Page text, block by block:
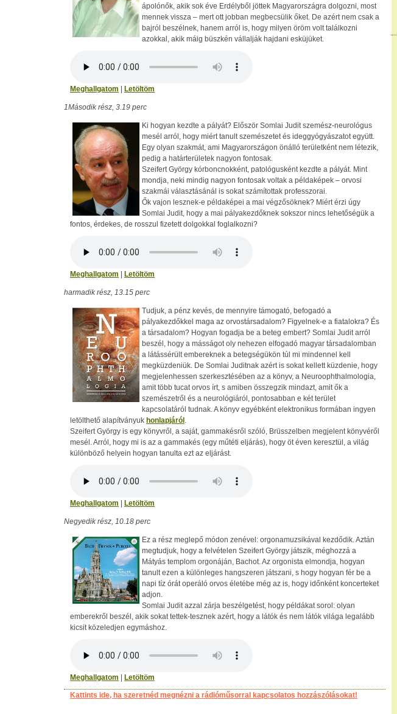
ápolónők, akik sok éve Erdélyből jöttek Magyarországra dolgozni, most
mennek vissza – mert ott jobban megbecsülik őket. De azért nem csak a
bajról beszélnek, hanem arról is, hogy milyen öröm volt találkozni
azokkal, akik máig büszkén vállalják hajdani esküjüket.
Meghallgatom Letöltöm
1Második rész, 3.19 perc
Ki hogyan kezdte a pályát? Először Somlai Judit szemész-neurológus
mesél arról, hogy miért tanult szemészetet és ideggyógyászatot együtt.
Egy olyan szakmát, ami Magyarországon önálló területként nem létezik,
pedig a határterületek nagyon fontosak.
Szeifert György kórboncnokként, patológusként kezdte a pályát. Mint
mondja, neki mindig nagyon fontosak voltak a példaképek – orvosi
szakmái választásánál is sokat számítottak professzorai.
Ők vajon lesznek-e példaképei a mai végzősöknek? Miért érzi úgy
Somlai Judit, hogy a mai pályakezdőknek sokszor nincs lehetőségük a
fontos, érdekes, de rosszul fizetett dolgokkal foglalkozni?
Meghallgatom Letöltöm
harmadik rész, 13.15 perc
Tudjuk, a pénz kevés, de mennyire támogató, befogadó a
pályakezdőkkel maga az orvostársadalom? Figyelnek-e a fiatalokra? És
a társadalom? Hogyan fogadja be a beteg embert? Somlai Judit arról
beszél, hogy a másságot oly nehezen elfogadó magyar társadalomban
a látássérült embereknek a betegségükön túl mi mindennel kell
megküzdeniük. De Somlai Juditnak azért is sokat kellett küzdenie, hogy
megjelenhessen szerkesztésében az a könyv, a Neuroophthalmologia,
amit több tucat orvos írt, s amiben összegzik mindazt, amit ők a
szemészetről és a neurológiáról, pontosabban e két terület
kapcsolatáról tudnak. A könyv egyébként elektronikus formában ingyen
letölthető alapítványuk honlapjáról .
Szeifert György is egy könyvről, a saját, gammakésről szóló, Brüsszelben megjelent könyvéről
mesél. Arról, hogy mi is az a gammakés (egy műtéti eljárás), hogy öt éven keresztül, a világ
különböző helyein hogyan tanulta ezt az eljárást.
Meghallgatom Letöltöm
Negyedik rész, 10.18 perc
Ez a rész meglepő módon zenével: orgonamuzsikával kezdődik. Aztán
megtudjuk, hogy a felvételen Szeifert György játszik, méghozzá a
Mátyás templom orgonáján, Bachot. Az orgonista elmondja, hogyan
tanult ezen a különleges hangszeren játszani, s hogy hogyan fér be a
napi tíz órát operáló orvos életébe még az is, hogy időnként koncerteket
adjon.
Somlai Judit azzal zárja beszélgetést, hogy példákat sorol: olyan
emberekről beszél, akik sokat tettek-tesznek azért, hogy a látók és nem látók világa legalább
kicsit közeledjen egymáshoz.
Meghallgatom Letöltöm
Kattints ide, ha szeretnéd megnézni a rádióműsorral kapcsolatos hozzászólásokat!